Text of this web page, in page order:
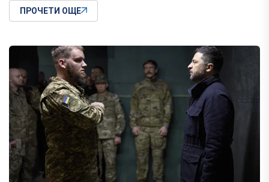
ПРОЧЕТИ ОЩЕ